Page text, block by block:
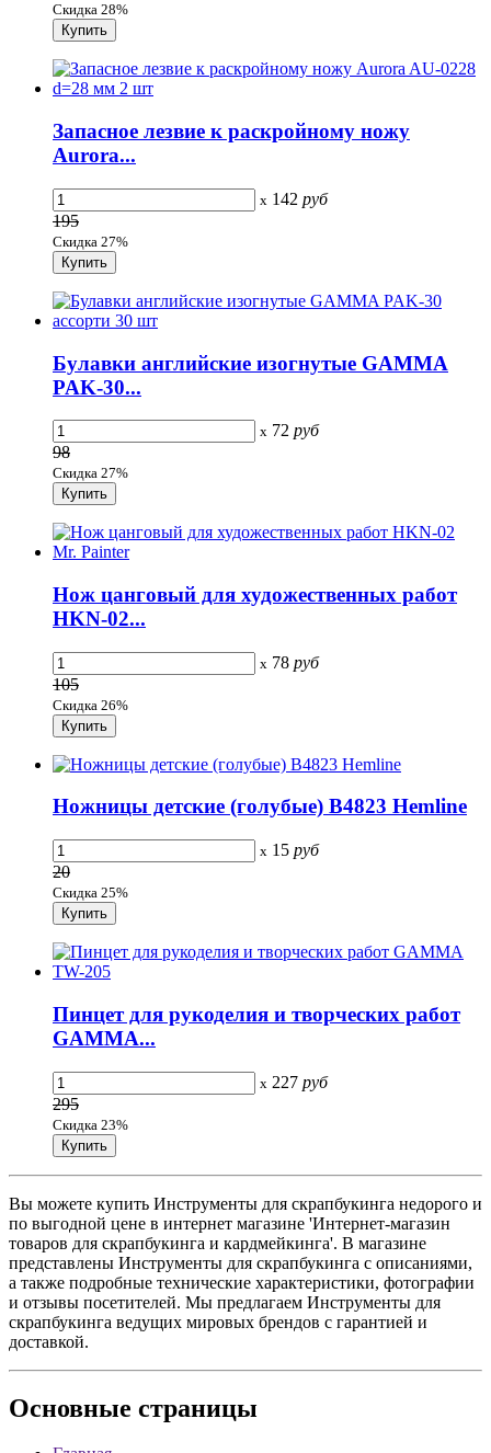
Скидка 28%
Запасное лезвие к раскройному ножу
Aurora...
x 142 руб
195
Скидка 27%
Булавки английские изогнутые GAMMA
PAK-30...
x 72 руб
98
Скидка 27%
Нож цанговый для художественных работ
HKN-02...
x 78 руб
105
Скидка 26%
Ножницы детские (голубые) B4823 Hemline
x 15 руб
20
Скидка 25%
Пинцет для рукоделия и творческих работ
GAMMA...
x 227 руб
295
Скидка 23%
Вы можете купить Инструменты для скрапбукинга недорого и
по выгодной цене в интернет магазине 'Интернет-магазин
товаров для скрапбукинга и кардмейкинга'. В магазине
представлены Инструменты для скрапбукинга с описаниями,
а также подробные технические характеристики, фотографии
и отзывы посетителей. Мы предлагаем Инструменты для
скрапбукинга ведущих мировых брендов с гарантией и
доставкой.
Основные страницы